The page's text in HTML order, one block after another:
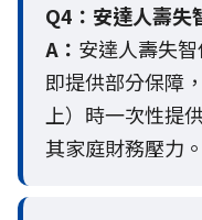
Q4： 安達人壽失
A： 安達人壽失
即提供部分保障
上）時一次性提
其家庭財務壓力。